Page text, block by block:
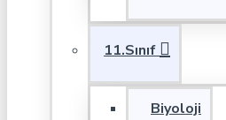
11.Sınıf
Biyoloji